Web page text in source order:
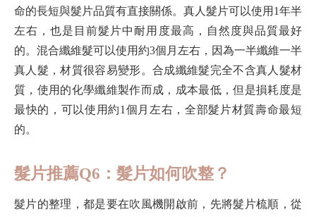
命的長短與髮片品質有直接關係。真人髮片可以使用1年半
左右，也是目前髮片中耐用度最高，自然度與品質最好
的。混合纖維髮可以使用約3個月左右，因為一半纖維一半
真人髮，材質很容易變形。合成纖維髮完全不含真人髮材
質，使用的化學纖維製作而成，成本最低，但是損耗度是
最快的，可以使用約1個月左右，全部髮片材質壽命最短
的。
髮片推薦Q6：髮片如何吹整？
髮片的整理，都是要在吹風機開啟前，先將髮片梳順，從